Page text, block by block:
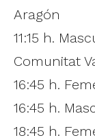
Aragón
11:15 h.
Comunitat
16:45 h.
16:45 h.
18:45 h.